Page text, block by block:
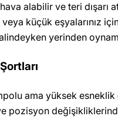
alabilir ve teri dışarı
küçük eşyalarınız
yerinden
ama yüksek
pozisyon